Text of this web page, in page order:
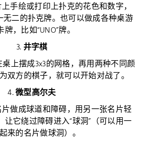
手绘或打印上扑克的花色和数字，
二的扑克牌。也可以做成各种桌游
牌，比如“UNO”牌。
3. 井字棋
上摆成3x3的网格，再用两种不同颜
双方的棋子，就可以开始对战了。
4.微型高尔夫
做成球道和障碍，用另一张名片轻
它绕过障碍进入“球洞”（可以用一
来的名片做球洞）。